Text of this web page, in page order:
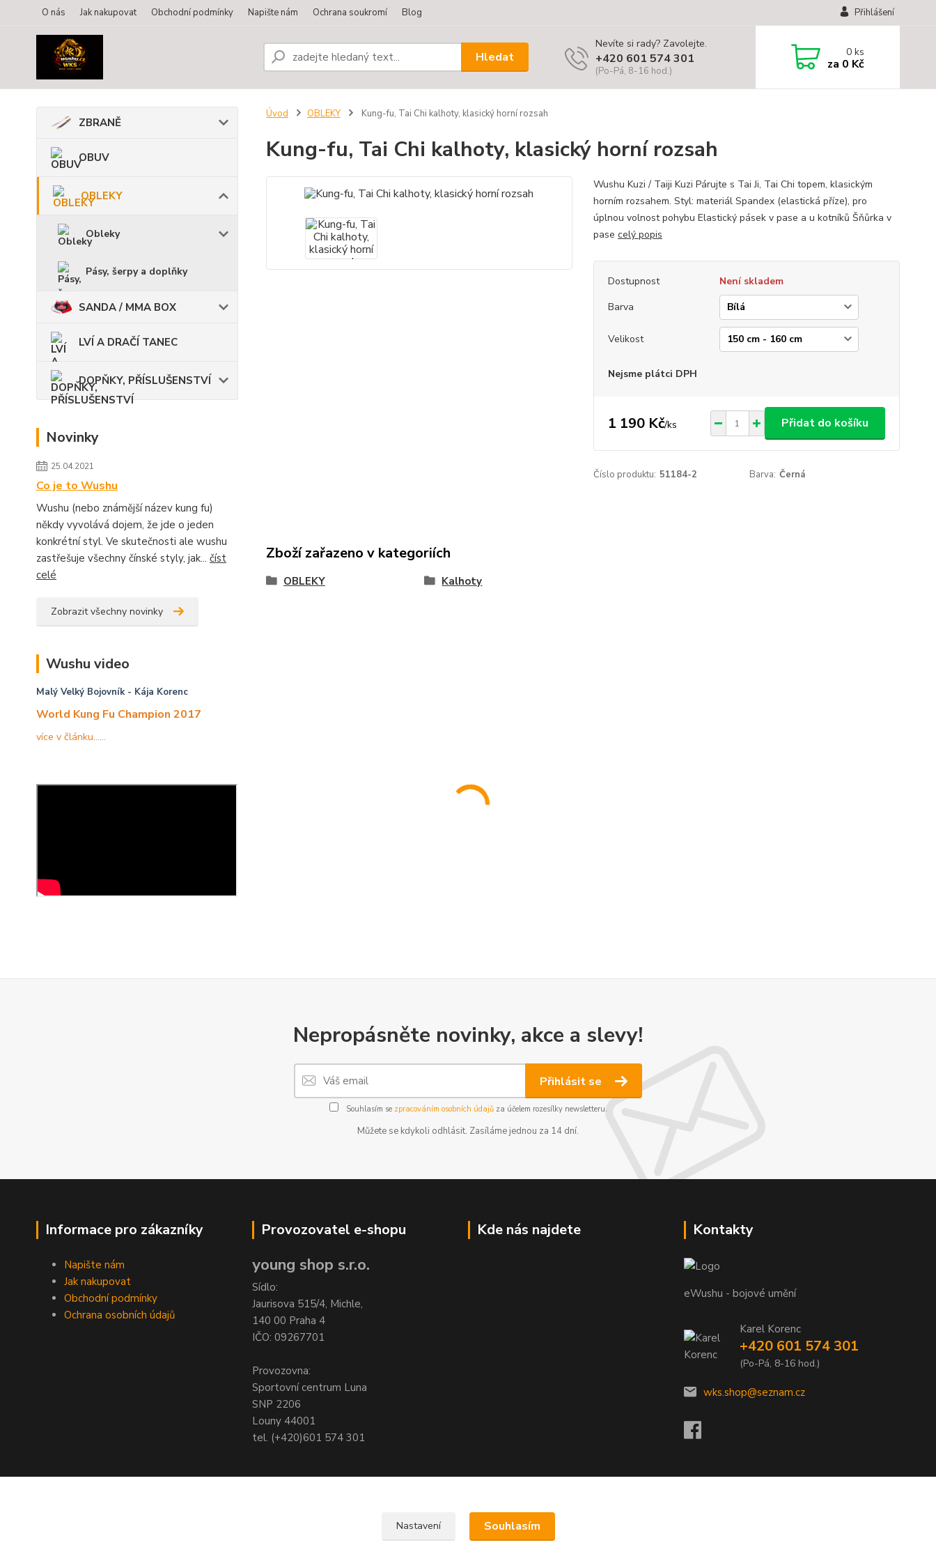
O nás Jak nakupovat Obchodní podmínky Napište nám Ochrana soukromí Blog Přihlášení
Hledat
Nevíte si rady? Zavolejte.
+420 601 574 301
(Po-Pá, 8-16 hod.)
0ks
za 0 Kč
ZBRANĚ
OBUV
OBLEKY
Obleky
Pásy, šerpy a doplňky
SANDA / MMA BOX
LVÍ A DRAČÍ TANEC
DOPŇKY, PŘÍSLUŠENSTVÍ
Novinky
25.04.2021
Co je to Wushu
Wushu (nebo známější název kung fu)
někdy vyvolává dojem, že jde o jeden
konkrétní styl. Ve skutečnosti ale wushu
zastřešuje všechny čínské styly, jak... číst
celé
Zobrazit všechny novinky
Wushu video
Malý Velký Bojovník- Kája Korenc
World Kung Fu Champion 2017
více v článku......
Úvod OBLEKY Kung-fu, Tai Chi kalhoty, klasický horní rozsah
Kung-fu, Tai Chi kalhoty, klasický horní rozsah
Wushu Kuzi / Taiji Kuzi Párujte s Tai Ji, Tai Chi topem, klasickým
horním rozsahem. Styl: materiál Spandex (elastická příze), pro
úplnou volnost pohybu Elastický pásek v pase a u kotníků Šňůrka v
pase celý popis
Dostupnost
Není skladem
Barva
Velikost
Nejsme plátci DPH
1 190 Kč/ks Přidat do košíku
Číslo produktu: 51184-2 Barva: Černá
Zboží zařazeno v kategoriích
OBLEKY Kalhoty
Nepropásněte novinky, akce a slevy!
Přihlásit se
Souhlasím se zpracováním osobních údajůza účelem rozesílky newsletteru.
Můžete se kdykoli odhlásit. Zasíláme jednou za 14 dní.
Informace pro zákazníky
Napište nám
Jak nakupovat
Obchodní podmínky
Ochrana osobních údajů
Provozovatel e-shopu
young shop s.r.o.
Sídlo:
Jaurisova 515/4, Michle,
140 00 Praha 4
IČO: 09267701
Provozovna:
Sportovní centrum Luna
SNP 2206
Louny 44001
tel. (+420)601 574 301
Kde nás najdete Kontakty
eWushu - bojové umění
Karel Korenc
+420 601 574 301
(Po-Pá, 8-16 hod.)
wks.shop@seznam.cz
Nastavení Souhlasím